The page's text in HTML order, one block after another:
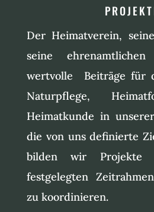
Der Heimatverein,
seine
wertvolle Beiträge für
Naturpflege,
Heimatkunde in
die von uns definierte
bilden wir
festgelegten
zu koordinieren.